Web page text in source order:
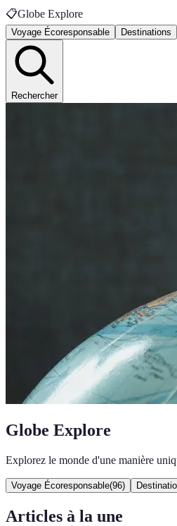
📋Globe Explore
Voyage Écoresponsable Destinations
Rechercher
Globe Explore
Explorez le monde d'une manière
Voyage Écoresponsable(96)
Articles à la une